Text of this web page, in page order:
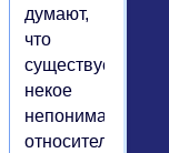
думают,
что
существует
некое
непонимание
относительно